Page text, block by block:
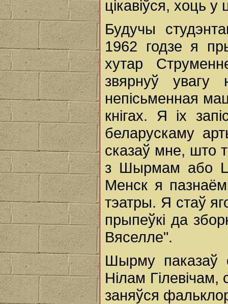
цікавіўся, хоць
Будучы
1962 годзе я
хутар
звярнуў
непісьменная
кнігах. Я іх
беларускаму
сказаў мне, што
з Шырмам або
Менск я
тэатры. Я стаў
прыпеўкі да
Вяселле".
Шырму паказаў
Нілам
заняўся